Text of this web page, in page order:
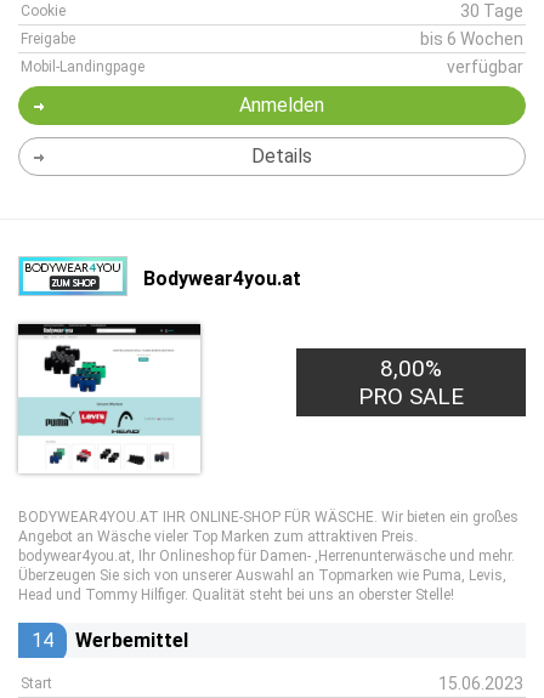
Cookie 30 Tage
Freigabe bis 6 Wochen
Mobil-Landingpage verfügbar
Anmelden
Details
Bodywear4you.at
8,00%
PRO SALE
BODYWEAR4YOU.AT IHR ONLINE-SHOP FÜR WÄSCHE. Wir bieten ein großes
Angebot an Wäsche vieler Top Marken zum attraktiven Preis.
bodywear4you.at, Ihr Onlineshop für Damen- ,Herrenunterwäsche und mehr.
Überzeugen Sie sich von unserer Auswahl an Topmarken wie Puma, Levis,
Head und Tommy Hilfiger. Qualität steht bei uns an oberster Stelle!
14 Werbemittel
Start 15.06.2023